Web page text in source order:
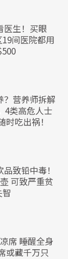
医生！买眼
间医院都用
？营养师拆解
4类高危人士
吃出祸！
致铅中毒！
可致严重贫
席 睡醒全身
或藏千万只